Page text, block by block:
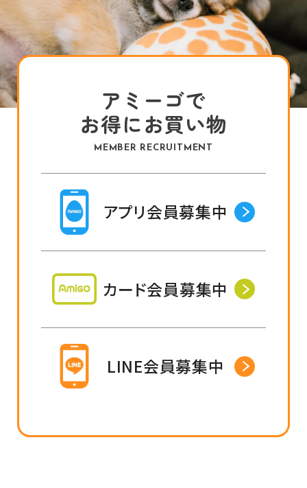
アミーゴで
お得にお買い物
MEMBER RECRUITMENT
アプリ会員募集中
カード会員募集中
LINE会員募集中